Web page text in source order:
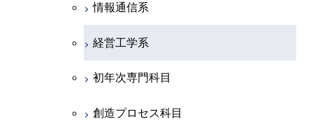
創造プロセス科目
共通専門科目
情報通信系
経営工学系
初年次専門科目
創造プロセス科目